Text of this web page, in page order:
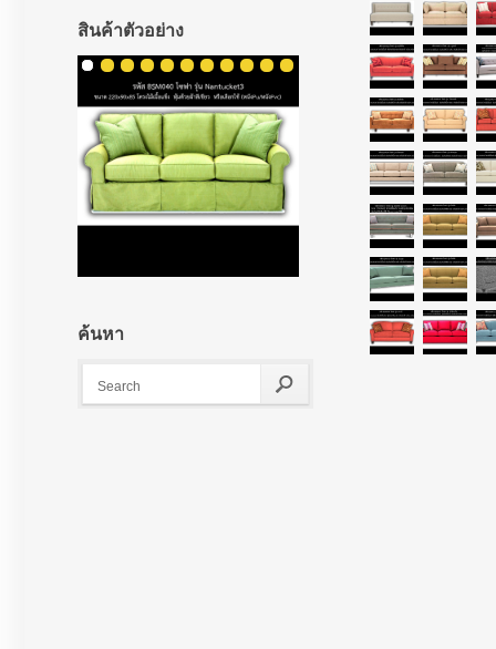
สินค้าตัวอย่าง
ค้นหา